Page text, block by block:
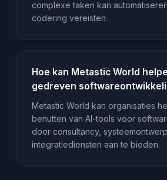
complexe taken kan
codering vereisten.
Hoe kan Metastic World
gedreven
Metastic World kan organisaties
benutten van AI-tools voor
door consultancy,
integratiediensten aan te bieden.